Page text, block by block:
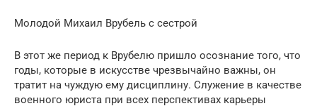
Молодой Михаил Врубель с сестрой
В этот же период к Врубелю пришло осознание того, что
годы, которые в искусстве чрезвычайно важны, он
тратит на чуждую ему дисциплину. Служение в качестве
военного юриста при всех перспективах карьеры